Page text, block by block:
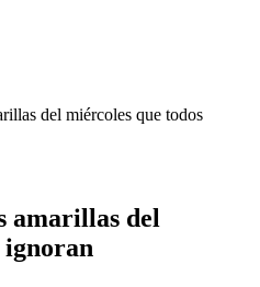
del miércoles que todos
amarillas del
ignoran